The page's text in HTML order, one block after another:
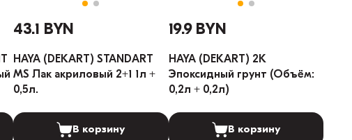
43.1 BYN
HAYA (DEKART) STANDART
MS Лак акриловый 2+1 1л +
0,5л.
В корзину
19.9 BYN
HAYA (DEKART) 2K
Эпоксидный грунт (Объём:
0,2л + 0,2л)
В корзину